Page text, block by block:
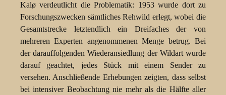
Kalø verdeutlicht die Problematik: 1953 wurde dort zu
Forschungszwecken sämtliches Rehwild erlegt, wobei die
Gesamtstrecke letztendlich ein Dreifaches der von
mehreren Experten angenommenen Menge betrug. Bei
der darauffolgenden Wiederansiedlung der Wildart wurde
darauf geachtet, jedes Stück mit einem Sender zu
versehen. Anschließende Erhebungen zeigten, dass selbst
bei intensiver Beobachtung nie mehr als die Hälfte aller